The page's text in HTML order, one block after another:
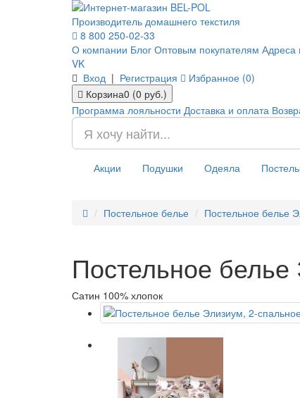
Производитель домашнего текстиля
8 800 250-02-33
О компании Блог Оптовым покупателям Адреса
VK
Вход | Регистрация
Избранное (0)
Корзина0 (0 руб.)
Программа лояльности Доставка и оплата
Акции Подушки Одеяла
Постельное белье Постельное белье
Постельное
Сатин 100% хлопок